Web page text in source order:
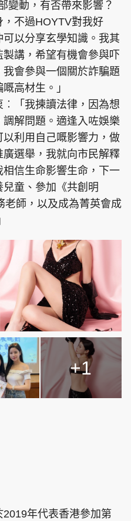
. 不得轉載
reserved.
變動，有否帶來影響？
不過HOYTV對我好
以分享玄學知識。我其
講，希望有機會參與吓
會參與一個關於詐騙題
高材生。」
「我揀讀法律，因為想
解問題。適逢入咗娛樂
利用自己嘅影響力，做
選舉，我就向市民解釋
信生命影響生命，下一
童、參加《共創明
老師，以及成為菁英會成
+1
年代表香港參加第